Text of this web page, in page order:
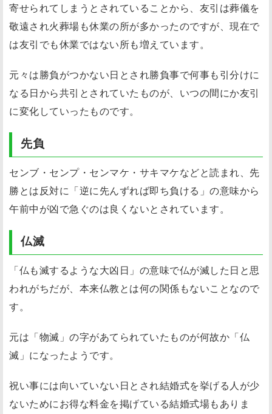
寄せられてしまうとされていることから、友引は葬儀を
敬遠され火葬場も休業の所が多かったのですが、現在で
は友引でも休業ではない所も増えています。
元々は勝負がつかない日とされ勝負事で何事も引分けに
なる日から共引とされていたものが、いつの間にか友引
に変化していったものです。
先負
センブ・センプ・センマケ・サキマケなどと読まれ、先
勝とは反対に「逆に先んずれば即ち負ける」の意味から
午前中が凶で急ぐのは良くないとされています。
仏滅
「仏も滅するような大凶日」の意味で仏が滅した日と思
われがちだが、本来仏教とは何の関係もないことなので
す。
元は「物滅」の字があてられていたものが何故か「仏
滅」になったようです。
祝い事には向いていない日とされ結婚式を挙げる人が少
ないためにお得な料金を掲げている結婚式場もありま